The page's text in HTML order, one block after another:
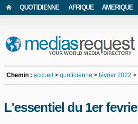
QUOTIDIENNE AFRIQUE AMERIQUE
Chemin : accueil > quotidienne > février 2022 >
L'essentiel du 1er